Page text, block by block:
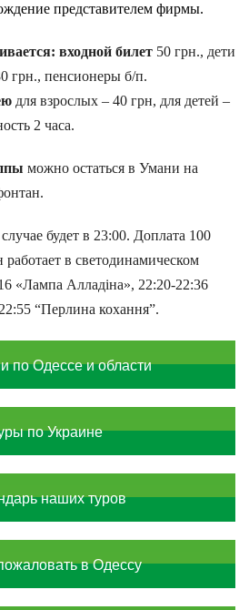
представителем фирмы.
входной билет 50 грн., дети
грн., пенсионеры б/п.
для взрослых – 40 грн, для детей –
2 часа.
можно остаться в Умани на
будет в 23:00. Доплата 100
в светодинамическом
«Лампа Алладіна», 22:20-22:36
“Перлина кохання”.
по Одессе и области
по Украине
наших туров
в Одессу